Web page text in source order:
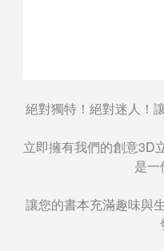
絕對獨特！絕對迷人！
立即擁有我們的創意3D
是一
讓您的書本充滿趣味與